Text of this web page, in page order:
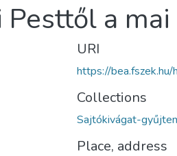
a
URI
https://
Collections
Sajtókivágat-
Place, address